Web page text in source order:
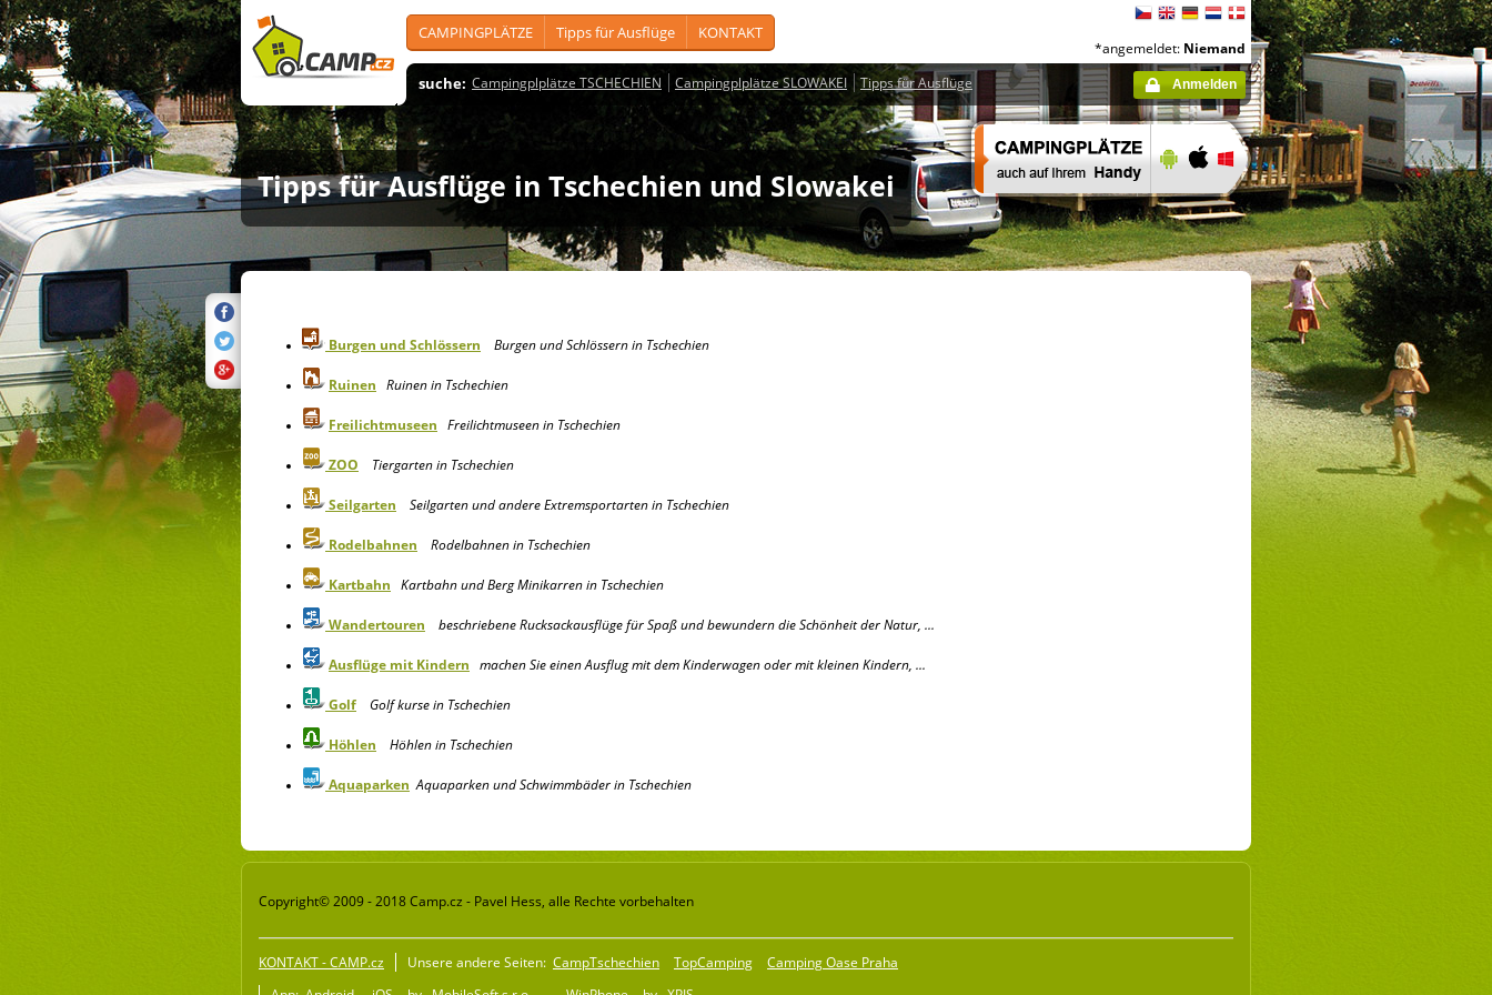
CAMPINGPLÄTZE Tipps für Ausflüge KONTAKT
suche: Campingplplätze TSCHECHIEN Campingplplätze SLOWAKEI Tipps für Ausflüge
*angemeldet: Niemand
Anmelden
Tipps für Ausflüge in Tschechien und Slowakei
Burgen und Schlössern Burgen und Schlössern in Tschechien
Ruinen Ruinen in Tschechien
Freilichtmuseen Freilichtmuseen in Tschechien
ZOO Tiergarten in Tschechien
Seilgarten Seilgarten und andere Extremsportarten in Tschechien
Rodelbahnen Rodelbahnen in Tschechien
Kartbahn Kartbahn und Berg Minikarren in Tschechien
Wandertouren beschriebene Rucksackausflügefür Spaß und bewundern die Schönheit der Natur, ...
Ausflüge mit Kindern machen Sie einen Ausflug mit dem Kinderwagen oder mit kleinen Kindern, ...
Golf Golf kurse in Tschechien
Höhlen Höhlen in Tschechien
Aquaparken Aquaparken und Schwimmbäder in Tschechien
Copyright© 2009 - 2018 Camp.cz - Pavel Hess, alle Rechte vorbehalten
KONTAKT - CAMP.cz Unsere andere Seiten: CampTschechien TopCamping
Camping Oase Praha